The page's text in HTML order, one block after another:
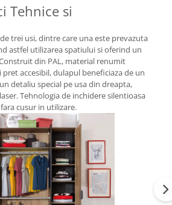
Tehnice si
trei usi, dintre care una este prevazuta
astfel utilizarea spatiului si oferind un
din PAL, material renumit
accesibil, dulapul beneficiaza de un
detaliu special pe usa din dreapta,
Tehnologia de inchidere silentioasa
cusur in utilizare.